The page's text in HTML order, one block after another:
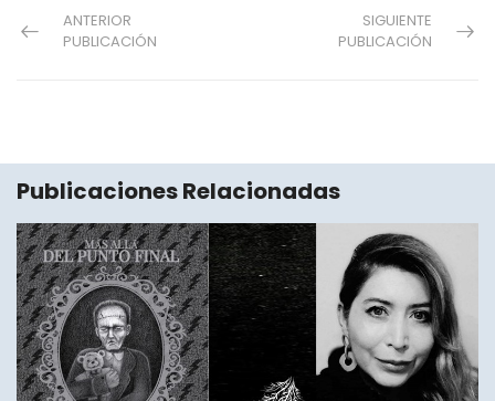
ANTERIOR
PUBLICACIÓN
SIGUIENTE
PUBLICACIÓN
Publicaciones Relacionadas